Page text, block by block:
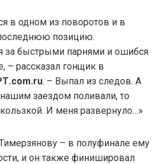
в одном из поворотов и в
позицию.
за быстрыми парнями и ошибся
– рассказал гонщик в
. – Выпал из следов. А
заездом поливали, то
И меня развернуло…»
– в полуфинале ему
и он также финишировал